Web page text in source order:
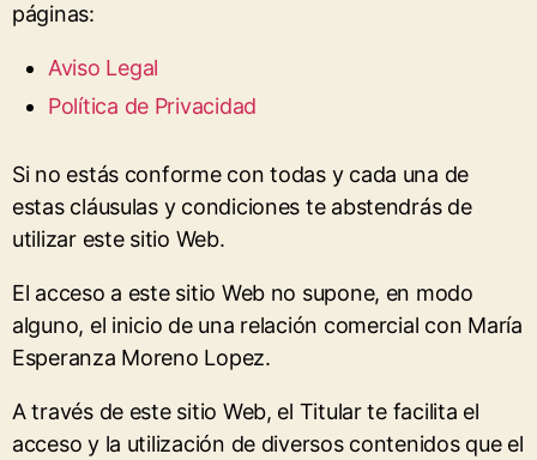
páginas:
Aviso Legal
Política de Privacidad
Si no estás conforme con todas y cada una de
estas cláusulas y condiciones te abstendrás de
utilizar este sitio Web.
El acceso a este sitio Web no supone, en modo
alguno, el inicio de una relación comercial con María
Esperanza Moreno Lopez.
A través de este sitio Web, el Titular te facilita el
acceso y la utilización de diversos contenidos que el